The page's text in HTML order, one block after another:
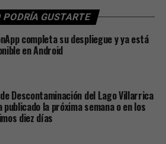
PODRÍA GUSTARTE
completa su despliegue y ya está
en Android
Descontaminación del Lago Villarrica
publicado la próxima semana o en los
diez días